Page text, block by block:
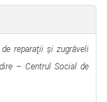
reparaţii şi zugrăveli
– Centrul Social de